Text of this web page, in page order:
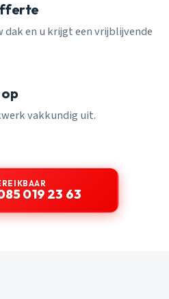
dak en u krijgt een vrijblijvende
vakkundig uit.
019 23 63